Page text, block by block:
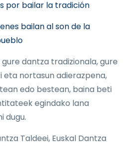
por bailar la tradición
bailan al son de la
gure dantza tradizionala, gure
eta nortasun adierazpena,
edo bestean, baina beti
egindako lana
dugu.
Taldeei, Euskal Dantza